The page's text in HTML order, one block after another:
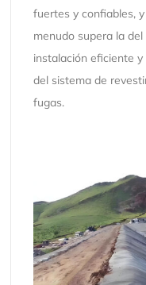
fuertes y confiables,
menudo supera la
instalación eficiente
del sistema de
fugas.